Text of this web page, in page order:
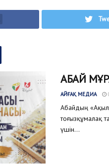
АБАЙ
АЙҒАҚ МЕДИА
Абайдың «Ақыл,
тоғызқұмалақ
үшін...